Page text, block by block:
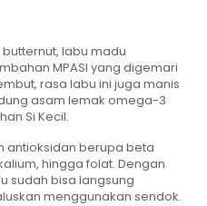
labu madu
MPASI yang digemari
rasa labu ini juga manis
asam lemak omega-3
Si Kecil.
antioksidan berupa beta
hingga folat. Dengan
sudah bisa langsung
menggunakan sendok.